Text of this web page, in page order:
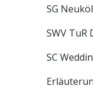
SG
SWV TuR
SC